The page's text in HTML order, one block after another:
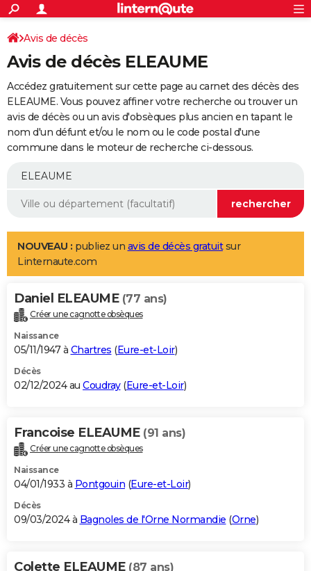
ACTUALITÉS
Politique
Société
Faits Divers
Education
Monde
Villes
+
SPORT
Coupe du monde 2026
Football
Tennis
Cyclisme
Rugby
Forum
Programme TV
TNT
Streaming
Cinéma
Sorties cinéma
Musique
+
FINANCE
Retraite
Epargne
Immobilier
Risques naturels par ville
Banque
Assurance
AUTO
Essais
Réserver un essai
Citadines
Berlines
SUV
Forum auto
+
Mobiles
Meilleur smartphone
Internet
Ordinateurs
Jeux vidéo
Guide high-tech
Aménagement intérieur
LIFESTYLE
Art de vivre
Bien-être
Loisirs
Mode
Modes de vie
Alimentation
Guide de la santé
Maladies
Médicaments
Sommeil
VOYAGE
Destinations
City break
Voyage nature
Voyage de noces
Forum
Climat
+PHOTO
GUIDES D'ACHAT
BONS PLANS
Carte de Noël
Carte Bonne année
Carte Saint-Valentin
Carte Pâques
Carte d'anniversaire
DICTIONNAIRE
Dictionnaire
Biographies
Citations
Expressions
Proverbes
PROGRAMME TV
S'inscrire
Se connecter
Lycées
Collèges
Primaires
Universités
Entreprises
Service militaire
Avis de recherche
AVIS DE DÉCÈS
Avis de décès
Avis de décès ELEAUME
Accédez gratuitement sur cette page au carnet des décès des
ELEAUME. Vous pouvez affiner votre recherche ou trouver un
avis de décès ou un avis d'obsèques plus ancien en tapant le
nom d'un défunt et/ou le nom ou le code postal d'une
commune dans le moteur de recherche ci-dessous.
NOUVEAU : publiez un avis de décès gratuitsur
Linternaute.com
Daniel ELEAUME (77 ans)
Créer une cagnotte obsèques
Naissance
05/11/1947 à Chartres (Eure-et-Loir)
Décès
02/12/2024 au Coudray(Eure-et-Loir)
Francoise ELEAUME (91 ans)
Créer une cagnotte obsèques
Naissance
04/01/1933 à Pontgouin (Eure-et-Loir)
Décès
09/03/2024 à Bagnoles de l'Orne Normandie (Orne)
Colette ELEAUME (87 ans)